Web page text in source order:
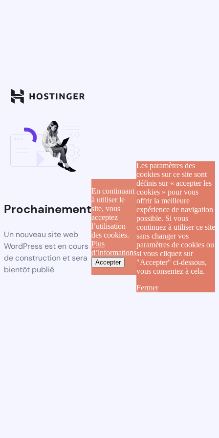
Prochainement
Un nouveau site web
WordPress est en cours
de construction et sera
bientôt publié
En continuant
à utiliser le
site, vous
acceptez
l’utilisation
des cookies.
Plus
d’informations
Accepter
Les paramètres des
cookies sur ce site sont
définis sur « accepter les
cookies » pour vous
offrir la meilleure
expérience de navigation
possible. Si vous
continuez à utiliser ce site
sans changer vos
paramètres de cookies ou
si vous cliquez sur
"Accepter" ci-dessous,
vous consentez à cela.
Fermer